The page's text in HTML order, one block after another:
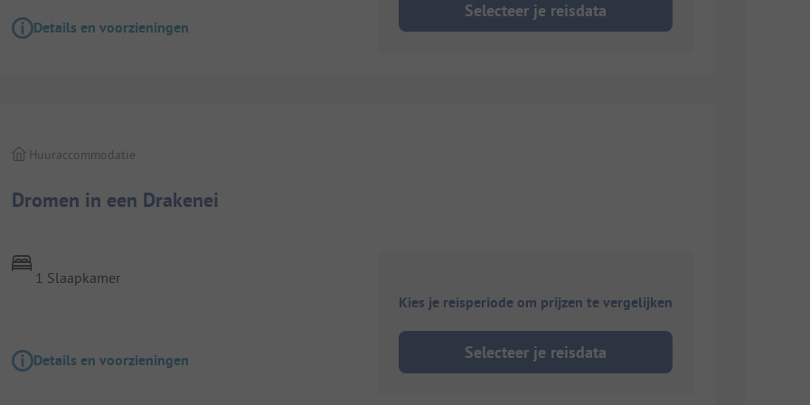
Details en voorzieningen
Selecteer je reisdata
Dromen in een Drakenei
Huuraccommodatie
1 Slaapkamer
Details en voorzieningen
Kies je reisperiode om prijzen te vergelijken
Selecteer je reisdata